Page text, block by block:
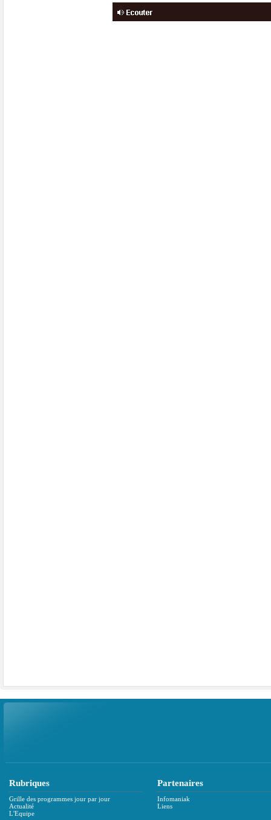
Rubriques
Grille des programmes jour par jour
Actualité
L'Equipe
Partenaires
Infomaniak
Liens